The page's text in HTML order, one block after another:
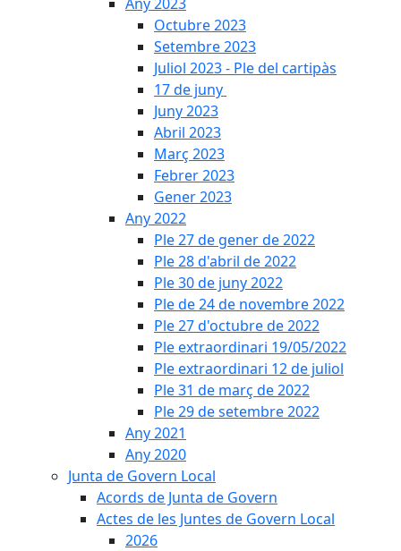
Octubre 2023
Setembre 2023
Juliol 2023 - Ple del cartipàs
17 de juny
Juny 2023
Abril 2023
Març 2023
Febrer 2023
Gener 2023
Any 2022
Ple 27 de gener de 2022
Ple 28 d'abril de 2022
Ple 30 de juny 2022
Ple de 24 de novembre 2022
Ple 27 d'octubre de 2022
Ple extraordinari 19/05/2022
Ple extraordinari 12 de juliol
Ple 31 de març de 2022
Ple 29 de setembre 2022
Any 2021
Any 2020
Junta de Govern Local
Acords de Junta de Govern
Actes de les Juntes de Govern Local
2026